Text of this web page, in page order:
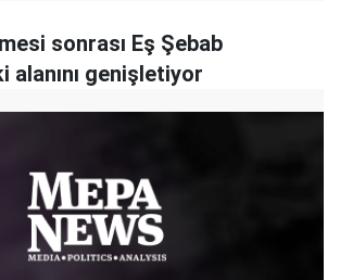
sonrası Eş Şebab
alanını genişletiyor